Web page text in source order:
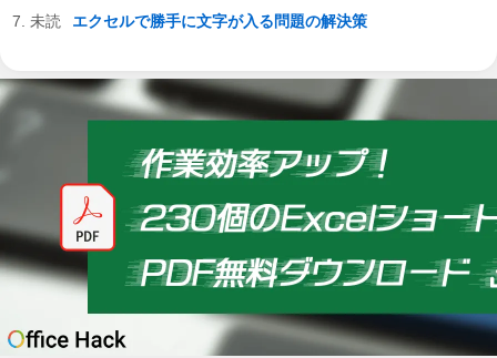
エクセルで勝手に文字が入る問題の解決策